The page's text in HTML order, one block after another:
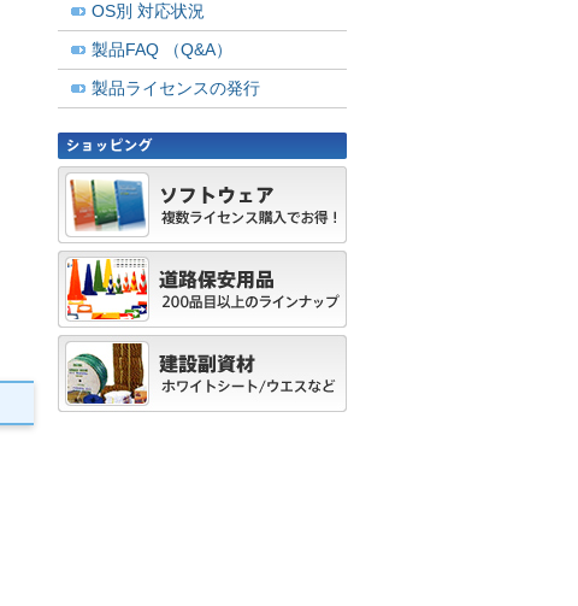
OS別 対応状況
製品FAQ （Q&A）
製品ライセンスの発行